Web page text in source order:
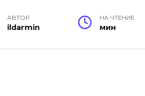
АВТОР
ildarmin
НА ЧТЕНИЕ
мин